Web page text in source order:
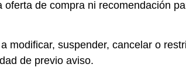
de compra ni recomendación
modificar, suspender, cancelar o
de previo aviso.